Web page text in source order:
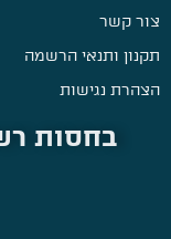
צור קשר
תקנון ותנאי הרשמה
הצהרת נגישות
בחסות